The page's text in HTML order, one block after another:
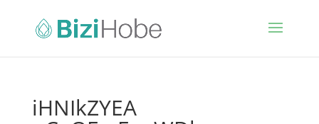
iHNIkZYEA